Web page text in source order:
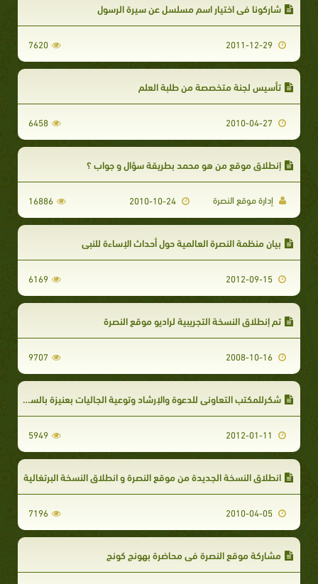
شاركونا في اختيار اسم مسلسل عن سيرة الرسول
7620
تأسيس لجنة متخصصة من طلبة العلم
6458
إنطلاق موقع من هو محمد بطريقة سؤال و جواب ؟
إدارة موقع النصرة 16886
بيان منظمة النصرة العالمية حول أحداث الإساءة للنبى
6169
تم إنطلاق النسخة التجريبية لراديو موقع النصرة
9707
شكرللمكتب التعاوني للدعوة والإرشاد وتوعية الجاليات بعنيزة بالسعودية‏
5949
انطلاق النسخة الجديدة من موقع النصرة و انطلاق النسخة البرتغالية
7196
مشاركة موقع النصرة في محاضرة بهونج كونج